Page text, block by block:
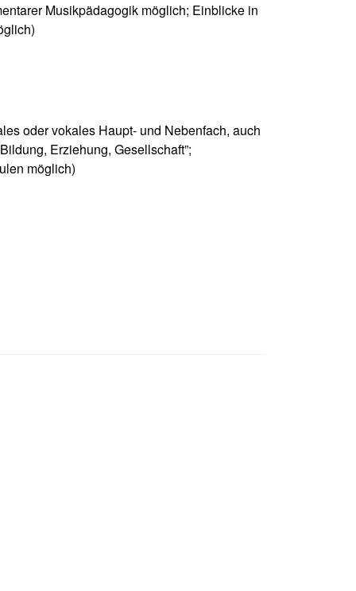
Musikpädagogik möglich; Einblicke in
oder vokales Haupt- und Nebenfach, auch
Erziehung, Gesellschaft”;
möglich)